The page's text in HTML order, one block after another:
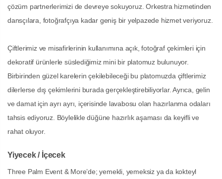
çözüm partnerlerimizi de devreye sokuyoruz. Orkestra hizmetinden
dansçılara, fotoğrafçıya kadar geniş bir yelpazede hizmet veriyoruz.
Çiftlerimiz ve misafirlerinin kullanımına açık, fotoğraf çekimleri için
dekoratif ürünlerle süslediğimiz mini bir platomuz bulunuyor.
Birbirinden güzel karelerin çekilebileceği bu platomuzda çiftlerimiz
dilerlerse dış çekimlerini burada gerçekleştirebiliyorlar. Ayrıca, gelin
ve damat için ayrı ayrı, içerisinde lavabosu olan hazırlanma odaları
tahsis ediyoruz. Böylelikle düğüne hazırlık aşaması da keyifli ve
rahat oluyor.
Yiyecek / İçecek
Three Palm Event & More’de; yemekli, yemeksiz ya da kokteyl